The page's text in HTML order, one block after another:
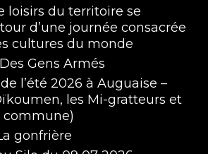
loisirs du territoire se
d’une journée consacrée
cultures du monde
Gens Armés
l’été 2026 à Auguaise –
les Mi-gratteurs et
commune)
gonfrière